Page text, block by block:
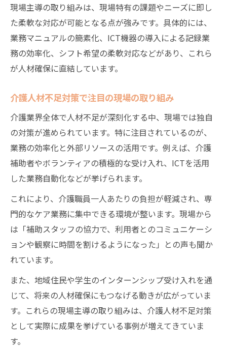
現場主導の取り組みは、現場特有の課題やニーズに即し
た柔軟な対応が可能となる点が強みです。具体的には、
業務マニュアルの簡素化、ICT機器の導入による記録業
務の効率化、シフト希望の柔軟対応などがあり、これら
が人材確保に直結しています。
介護人材不足対策で注目の現場の取り組み
介護業界全体で人材不足が深刻化する中、現場では独自
の対策が進められています。特に注目されているのが、
業務の効率化と外部リソースの活用です。例えば、介護
補助者やボランティアの積極的な受け入れ、ICTを活用
した業務自動化などが挙げられます。
これにより、介護職員一人あたりの負担が軽減され、専
門的なケア業務に集中できる環境が整います。現場から
は「補助スタッフの協力で、利用者とのコミュニケーシ
ョンや観察に時間を割けるようになった」との声も聞か
れています。
また、地域住民や学生のインターンシップ受け入れを通
じて、将来の人材確保にもつなげる動きが広がっていま
す。これらの現場主導の取り組みは、介護人材不足対策
として実際に成果を挙げている事例が増えてきていま
す。